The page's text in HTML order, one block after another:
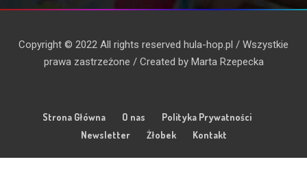
Copyright © 2022 All rights reserved hula-hop.pl / Wszystkie
prawa zastrzeżone / Created by Marta Rzepecka
Strona Główna O nas
Polityka Prywatności
Newsletter
Żłobek Kontakt